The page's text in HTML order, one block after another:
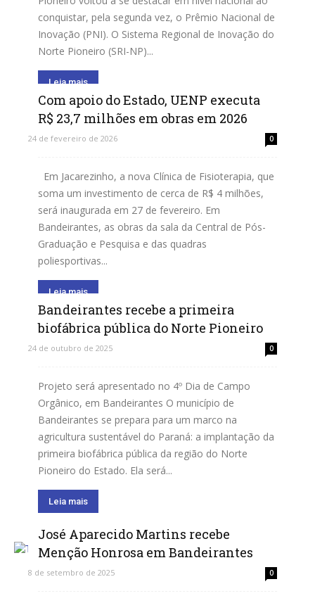
conquistar, pela segunda vez, o Prêmio Nacional de
Inovação (PNI). O Sistema Regional de Inovação do
Norte Pioneiro (SRI-NP)...
Leia mais
Com apoio do Estado, UENP executa
R$ 23,7 milhões em obras em 2026
24 de fevereiro de 2026 0
Em Jacarezinho, a nova Clínica de Fisioterapia, que
soma um investimento de cerca de R$ 4 milhões,
será inaugurada em 27 de fevereiro. Em
Bandeirantes, as obras da sala da Central de Pós-
Graduação e Pesquisa e das quadras
poliesportivas...
Leia mais
Bandeirantes recebe a primeira
biofábrica pública do Norte Pioneiro
24 de outubro de 2025 0
Projeto será apresentado no 4º Dia de Campo
Orgânico, em Bandeirantes O município de
Bandeirantes se prepara para um marco na
agricultura sustentável do Paraná: a implantação da
primeira biofábrica pública da região do Norte
Pioneiro do Estado. Ela será...
Leia mais
José Aparecido Martins recebe
Menção Honrosa em Bandeirantes
8 de setembro de 2025 0